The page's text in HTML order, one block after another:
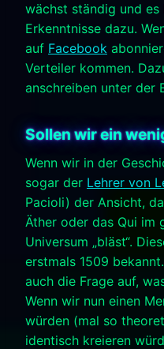
wächst ständig und
Erkenntnisse dazu.
auf Facebook
Verteiler kommen.
anschreiben unter der
Sollen wir ein
Wenn wir in der
sogar der Lehrer von
Pacioli) der Ansicht,
Äther oder das Qui im
Universum „bläst“.
erstmals 1509
auch die Frage auf,
Wenn wir nun einen
würden (mal so
identisch kreieren